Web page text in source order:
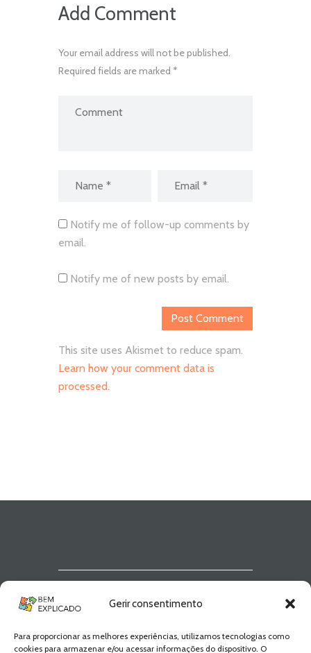
Gerir consentimento
Para proporcionar as melhores experiências, utilizamos tecnologias como
cookies para armazenar e/ou acessar informações do dispositivo. O
Add Comment
Your email address will not be published.
Required fields are marked *
Notify me of follow-up comments by
email.
Notify me of new posts by email.
This site uses Akismet to reduce spam.
Learn how your comment data is
processed.
Explicado
Fica a par de todas as novidades! Zero